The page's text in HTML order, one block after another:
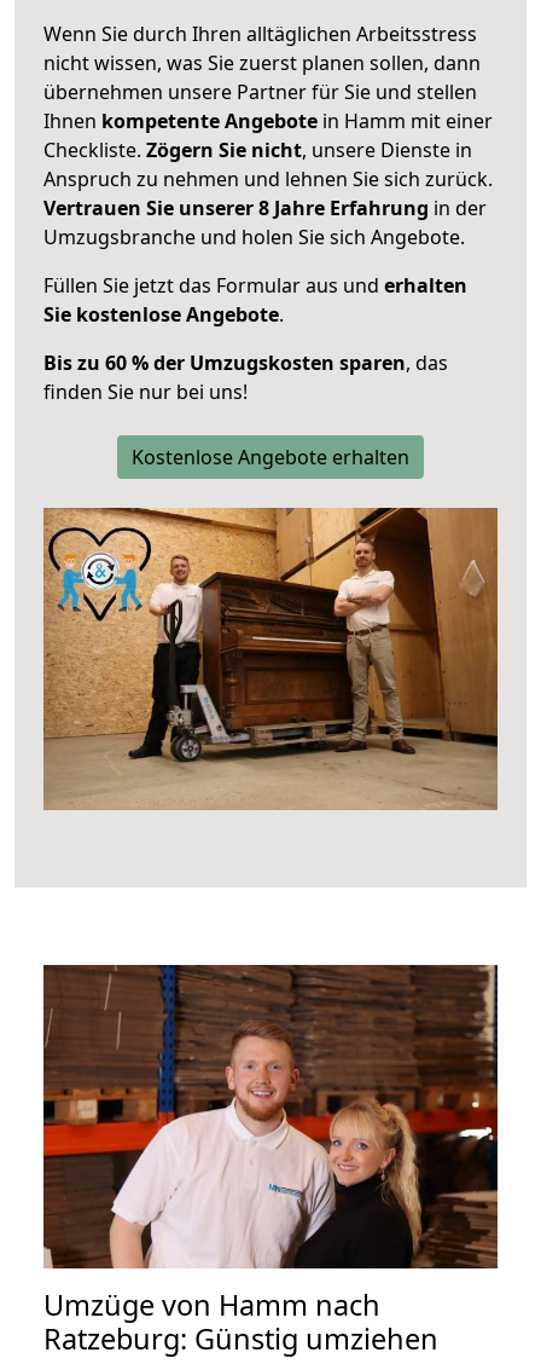
Wenn Sie durch Ihren alltäglichen Arbeitsstress
nicht wissen, was Sie zuerst planen sollen, dann
übernehmen unsere Partner für Sie und stellen
Ihnen kompetente Angebote in Hamm mit einer
Checkliste. Zögern Sie nicht, unsere Dienste in
Anspruch zu nehmen und lehnen Sie sich zurück.
Vertrauen Sie unserer 8 Jahre Erfahrung in der
Umzugsbranche und holen Sie sich Angebote.
Füllen Sie jetzt das Formular aus und erhalten
Sie kostenlose Angebote.
Bis zu 60 % der Umzugskosten sparen, das
finden Sie nur bei uns!
Kostenlose Angebote erhalten
Umzüge von Hamm nach
Ratzeburg: Günstig umziehen